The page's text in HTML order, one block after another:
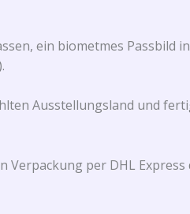
ein biometmes Passbild
Ausstellungsland und
per DHL Express